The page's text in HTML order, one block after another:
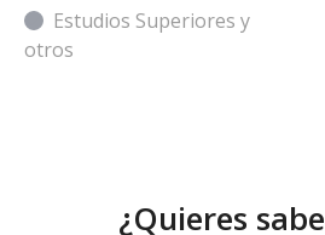
Estudios Superiores y
otros
¿Quieres